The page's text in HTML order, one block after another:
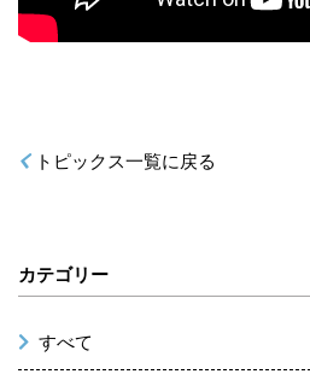
トピックス一覧に戻る
カテゴリー
すべて